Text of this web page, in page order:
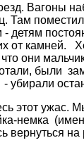
Вагоны
от
они
были
этот
немка
вернуться на